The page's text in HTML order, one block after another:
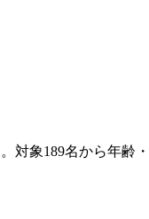
対象189名から年齢